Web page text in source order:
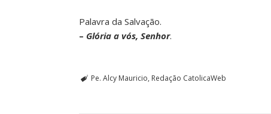
Palavra da Salvação.
– Glória a vós, Senhor.
Pe. Alcy Mauricio Redação CatolicaWeb